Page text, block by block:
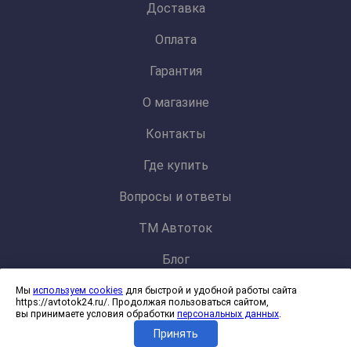
Доставка
Оплата
Гарантия
О магазине
Контакты
Где купить
Вопросы и ответы
ТМ Автоток
Блог
Политика конфиденциальности и обработки персональных данных
Согласие на обработку файлов cookies
Мы используем cookies для быстрой и удобной работы сайта
https://avtotok24.ru/. Продолжая пользоваться сайтом,
вы принимаете условия обработки персональных данных.
Принять